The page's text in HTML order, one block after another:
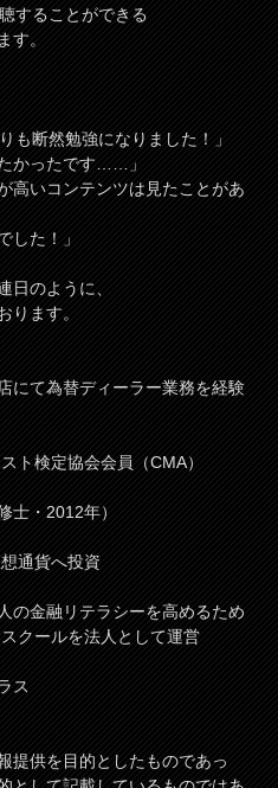
することができる
す。
も断然勉強になりました！」
たかったです……」
高いコンテンツは見たことがあ
した！」
日のように、
ります。
にて為替ディーラー業務を経験
ト検定協会会員（CMA）
士・2012年）
通貨へ投資
の金融リテラシーを高めるため
クールを法人として運営
ス
提供を目的としたものであっ